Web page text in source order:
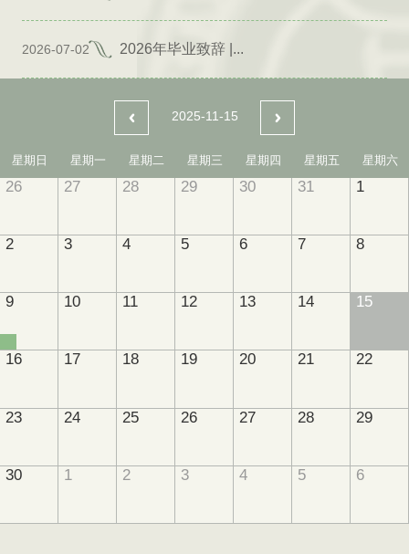
2026-07-02 2026年毕业致辞 |...
2025-11-15
星期日 星期一 星期二 星期三 星期四 星期五 星期六
26 27 28 29 30 31 1
2 3 4 5 6 7 8
9 10 11 12 13 14 15
16 17 18 19 20 21 22
23 24 25 26 27 28 29
30 1 2 3 4 5 6